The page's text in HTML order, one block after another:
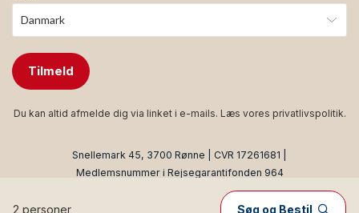
2 personer Søg og Bestil
Tilmeld
Du kan altid afmelde dig via linket i e-mails. Læs vores privatlivspolitik.
Snellemark 45, 3700 Rønne | CVR 17261681 |
Medlemsnummer i Rejsegarantifonden 964
Visit Technology GroupwithCitybreak™
Information & Reservation System